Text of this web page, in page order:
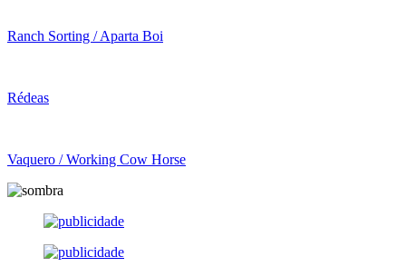
Ranch Sorting / Aparta Boi
Rédeas
Vaquero / Working Cow Horse